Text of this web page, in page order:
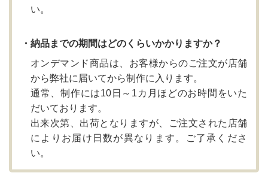
い。
・納品までの期間はどのくらいかかりますか？
オンデマンド商品は、お客様からのご注文が店舗
から弊社に届いてから制作に入ります。
通常、制作には10日～1カ月ほどのお時間をいた
だいております。
出来次第、出荷となりますが、ご注文された店舗
によりお届け日数が異なります。ご了承くださ
い。